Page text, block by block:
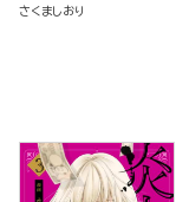
さくましおり